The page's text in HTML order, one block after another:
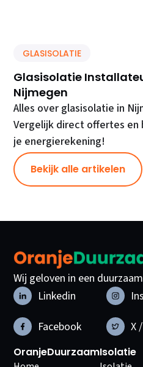
GLASISOLATIE
Glasisolatie
Nijmegen
Alles over glasisolatie in
Vergelijk direct offertes en
je energierekening!
Bekijk alle artikelen
Wij geloven in een
Linkedin
Facebook
X
OranjeDuurzaamIsolatie